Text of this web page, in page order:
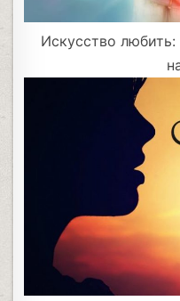
Искусство